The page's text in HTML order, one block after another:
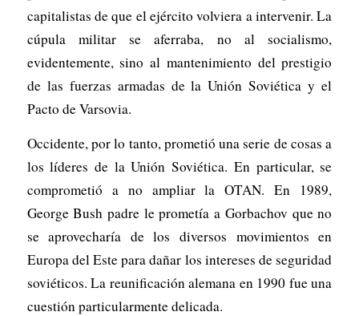
capitalistas de que el ejército volviera a intervenir. La
cúpula militar se aferraba, no al socialismo,
evidentemente, sino al mantenimiento del prestigio
de las fuerzas armadas de la Unión Soviética y el
Pacto de Varsovia.
Occidente, por lo tanto, prometió una serie de cosas a
los líderes de la Unión Soviética. En particular, se
comprometió a no ampliar la OTAN. En 1989,
George Bush padre le prometía a Gorbachov que no
se aprovecharía de los diversos movimientos en
Europa del Este para dañar los intereses de seguridad
soviéticos. La reunificación alemana en 1990 fue una
cuestión particularmente delicada.